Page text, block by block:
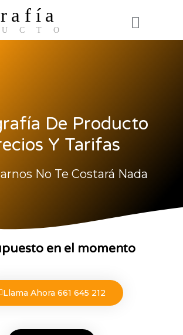
De Producto
Y Tarifas
No Te Costará Nada
en el momento
Llama Ahora 661 645 212